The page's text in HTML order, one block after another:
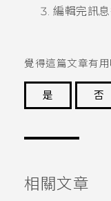
編輯完訊
覺得這篇文章有用
是
否
相關文章